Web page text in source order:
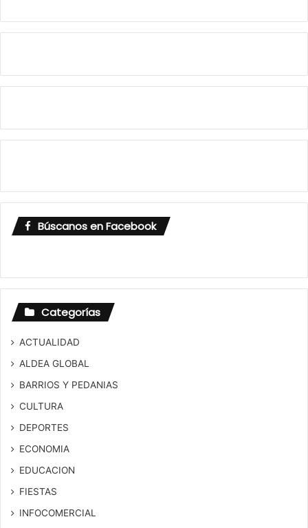
Búscanos en Facebook
Categorías
ACTUALIDAD
ALDEA GLOBAL
BARRIOS Y PEDANIAS
CULTURA
DEPORTES
ECONOMIA
EDUCACION
FIESTAS
INFOCOMERCIAL